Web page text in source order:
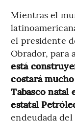
Mientras el
el presidente
Obrador, para
está
costará
Tabasco
estatal
endeudada